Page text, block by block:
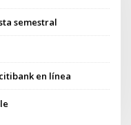
semestral
en línea